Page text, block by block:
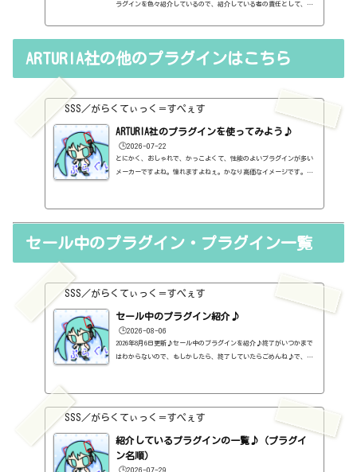
ラグインを色々紹介しているので、紹介している者の責任として、有
ンの中には、なぜ、これが無料なんだろう？と驚くような性能のもの
もの...
ARTURIA社の他のプラグインはこちら
SSS／がらくてぃっく＝すぺぇす
ARTURIA社のプラグインを使ってみよう♪
🕒️2026-07-22
とにかく、おしゃれで、かっこよくて、性能のよいプラグインが多い
メーカーですよね。憧れますよねぇ。かなり高価なイメージです。バ
com/バンドルV Collection Intro一部のインストゥルメントプラグ
セール中のプラグイン・プラグイン一覧
SSS／がらくてぃっく＝すぺぇす
セール中のプラグイン紹介♪
🕒️2026-08-06
2026年8月6日更新♪セール中のプラグインを紹介♪終了がいつかまで
はわからないので、もしかしたら、終了していたらごめんね♪で、相
（ADPTR AUDIO）定価：140ドル → 49.99ドル（Plugin Allianceさ
ん）SCULPT（ADPTR AUDIO）定価：150ドル → 49.99ドル（Plugin Al
lianceさん）...
SSS／がらくてぃっく＝すぺぇす
紹介しているプラグインの一覧♪（プラグイ
ン名順）
🕒️2026-07-29